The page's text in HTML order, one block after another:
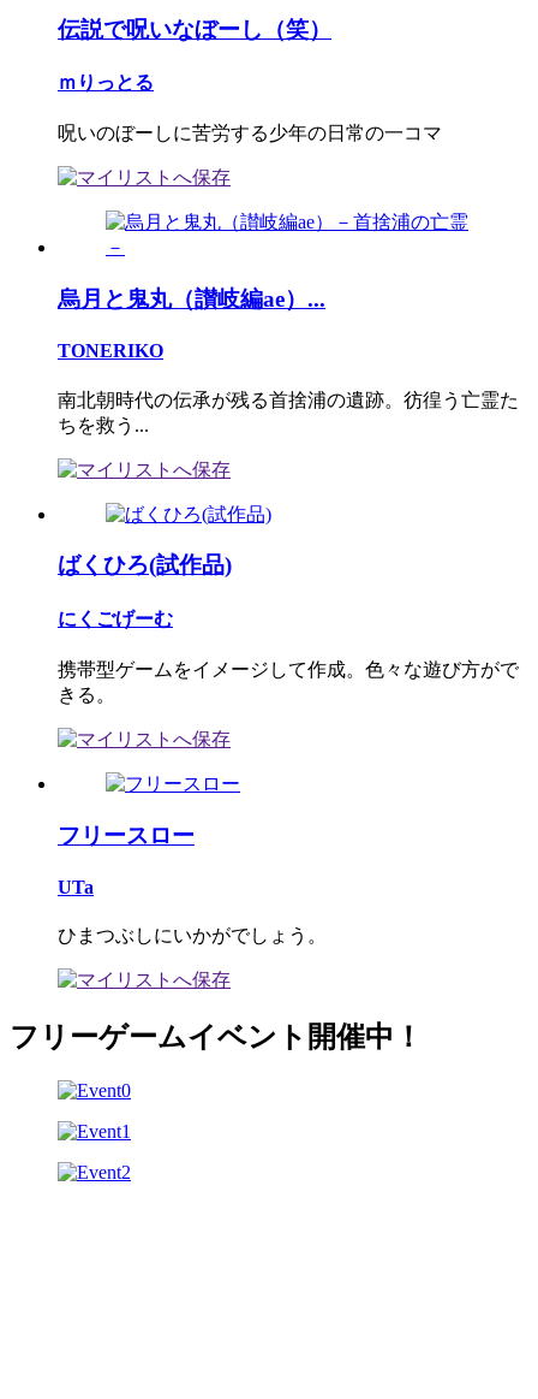
伝説で呪いなぼーし（笑）
ｍりっとる
呪いのぼーしに苦労する少年の日常の一コマ
烏月と鬼丸（讃岐編ae）...
TONERIKO
南北朝時代の伝承が残る首捨浦の遺跡。彷徨う亡霊た
ちを救う...
ばくひろ(試作品)
にくごげーむ
携帯型ゲームをイメージして作成。色々な遊び方がで
きる。
フリースロー
UTa
ひまつぶしにいかがでしょう。
フリーゲームイベント開催中！